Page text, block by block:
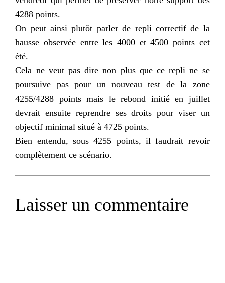
4288 points.
On peut ainsi plutôt parler de repli correctif de la
hausse observée entre les 4000 et 4500 points cet
été.
Cela ne veut pas dire non plus que ce repli ne se
poursuive pas pour un nouveau test de la zone
4255/4288 points mais le rebond initié en juillet
devrait ensuite reprendre ses droits pour viser un
objectif minimal situé à 4725 points.
Bien entendu, sous 4255 points, il faudrait revoir
complètement ce scénario.
Laisser un commentaire